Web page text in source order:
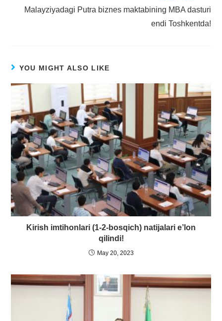
Malayziyadagi Putra biznes maktabining MBA dasturi
endi Toshkentda!
YOU MIGHT ALSO LIKE
Kirish imtihonlari (1-2-bosqich) natijalari e’lon
qilindi!
May 20, 2023